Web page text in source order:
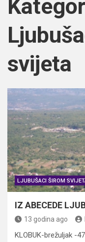
svijeta
LJUBUŠACI ŠIROM
IZ ABECEDE
13 godina ago
KLOBUK-brežuljak -